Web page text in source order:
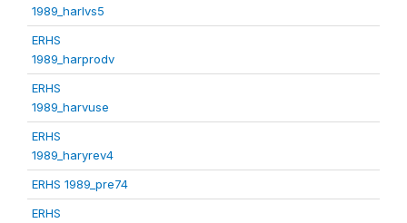
1989_harlvs5
ERHS
1989_harprodv
ERHS
1989_harvuse
ERHS
1989_haryrev4
ERHS 1989_pre74
ERHS